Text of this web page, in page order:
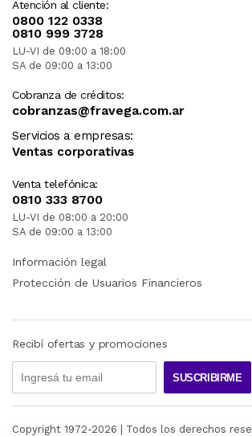
Atención al cliente:
0800 122 0338
0810 999 3728
LU-VI de 09:00 a 18:00
SA de 09:00 a 13:00
Cobranza de créditos:
cobranzas@fravega.com.ar
Servicios a empresas:
Ventas corporativas
Venta telefónica:
0810 333 8700
LU-VI de 08:00 a 20:00
SA de 09:00 a 13:00
Información legal
Protección de Usuarios Financieros
Recibí ofertas y promociones
SUSCRIBIRME
Copyright 1972-2026 | Todos los derechos